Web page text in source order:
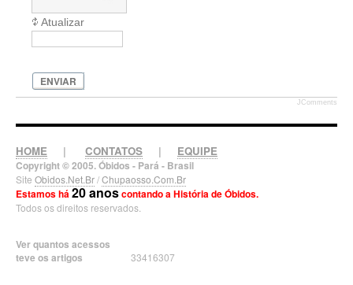
Atualizar
ENVIAR
JComments
HOME | CONTATOS | EQUIPE
Copyright © 2005. Óbidos - Pará - Brasil
Site Obidos.Net.Br/Chupaosso.Com.Br
Estamos há20 anoscontando a História de Óbidos.
Todos os direitos reservados.
Ver quantos acessos
teve os artigos
33416307